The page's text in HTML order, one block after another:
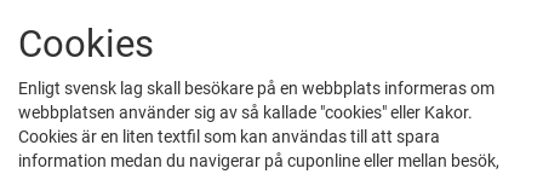
Cookies
Enligt svensk lag skall besökare på en webbplats informeras om
webbplatsen använder sig av så kallade "cookies" eller Kakor.
Cookies är en liten textfil som kan användas till att spara
information medan du navigerar på cuponline eller mellan besök,